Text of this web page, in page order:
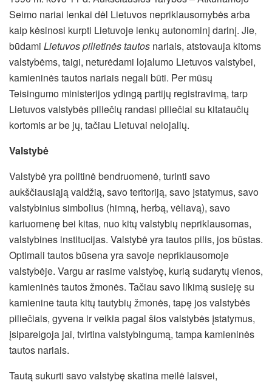
Seimo nariai lenkai dėl Lietuvos nepriklausomybės arba
kaip kėsinosi kurpti Lietuvoje lenkų autonominį darinį. Jie,
būdami Lietuvos pilietinės tautos nariais, atstovauja kitoms
valstybėms, taigi, neturėdami lojalumo Lietuvos valstybei,
kamieninės tautos nariais negali būti. Per mūsų
Teisingumo ministerijos ydingą partijų registravimą, tarp
Lietuvos valstybės piliečių randasi piliečiai su kitataučių
kortomis ar be jų, tačiau Lietuvai nelojalių.
Valstybė
Valstybė yra politinė bendruomenė, turinti savo
aukščiausiąją valdžią, savo teritoriją, savo įstatymus, savo
valstybinius simbolius (himną, herbą, vėliavą), savo
kariuomenę bei kitas, nuo kitų valstybių nepriklausomas,
valstybines institucijas. Valstybė yra tautos pilis, jos būstas.
Optimali tautos būsena yra savoje nepriklausomoje
valstybėje. Vargu ar rasime valstybę, kurią sudarytų vienos,
kamieninės tautos žmonės. Tačiau savo likimą susieję su
kamienine tauta kitų tautybių žmonės, tapę jos valstybės
piliečiais, gyvena ir veikia pagal šios valstybės įstatymus,
įsipareigoja jai, tvirtina valstybingumą, tampa kamieninės
tautos nariais.
Tautą sukurti savo valstybę skatina meilė laisvei,